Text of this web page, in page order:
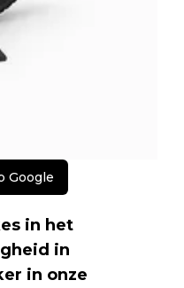
Google
in het
in
in onze